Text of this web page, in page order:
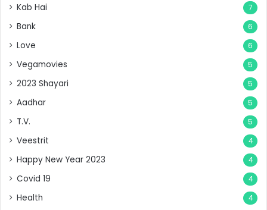
Kab Hai 7
Bank 6
Love 6
Vegamovies 5
2023 Shayari 5
Aadhar 5
T.V. 5
Veestrit 4
Happy New Year 2023 4
Covid 19 4
Health 4